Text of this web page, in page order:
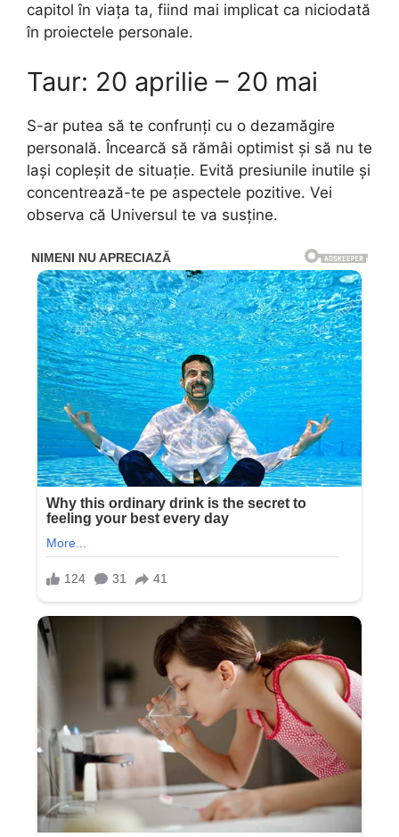
capitol în viața ta, fiind mai implicat ca niciodată
în proiectele personale.
Taur: 20 aprilie – 20 mai
S-ar putea să te confrunți cu o dezamăgire
personală. Încearcă să rămâi optimist și să nu te
lași copleșit de situație. Evită presiunile inutile și
concentrează-te pe aspectele pozitive. Vei
observa că Universul te va susține.